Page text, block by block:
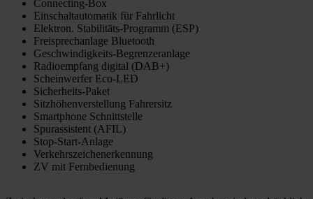
Connecting-Box
Einschaltautomatik für Fahrlicht
Elektron. Stabilitäts-Programm (ESP)
Freisprechanlage Bluetooth
Geschwindigkeits-Begrenzeranlage
Radioempfang digital (DAB+)
Scheinwerfer Eco-LED
Sicherheits-Paket
Sitzhöhenverstellung Fahrersitz
Smartphone Schnittstelle
Spurassistent (AFIL)
Stop-Start-Anlage
Verkehrszeichenerkennung
ZV mit Fernbedienung